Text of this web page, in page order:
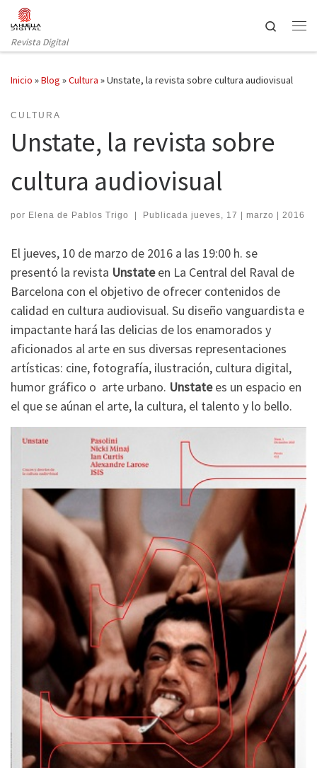
Saltar al contenido
Revista Digital
Search
Inicio »Blog »Cultura »Unstate, la revista sobre cultura audiovisual
CULTURA
Unstate, la revista sobre
cultura audiovisual
por Elena de Pablos Trigo | Publicada jueves, 17 | marzo | 2016
El jueves, 10 de marzo de 2016 a las 19:00 h. se
presentó la revista Unstateen La Central del Raval de
Barcelona con el objetivo de ofrecer contenidos de
calidad en cultura audiovisual. Su diseño vanguardista e
impactante hará las delicias de los enamorados y
aficionados al arte en sus diversas representaciones
artísticas: cine, fotografía, ilustración, cultura digital,
humor gráfico o arte urbano. Unstatees un espacio en
el que se aúnan el arte, la cultura, el talento y lo bello.